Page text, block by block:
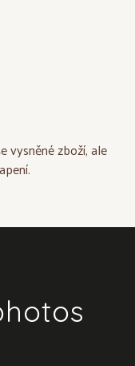
vysněné zboží, ale